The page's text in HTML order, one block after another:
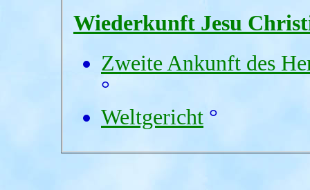
Wiederkunft Jesu
Zweite Ankunft des
°
Weltgericht °